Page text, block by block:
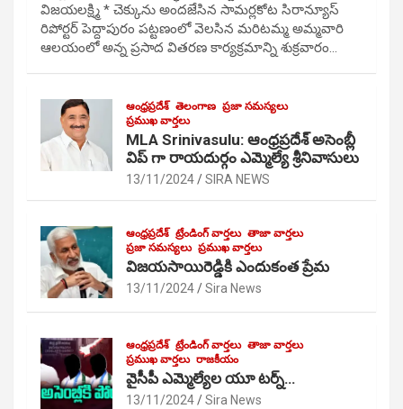
విజయలక్ష్మి * చెక్కును అందజేసిన సామర్లకోట సిరాన్యూస్
రిపోర్టర్ పెద్దాపురం పట్టణంలో వెలసిన మరిటమ్మ అమ్మవారి
ఆలయంలో అన్న ప్రసాద వితరణ కార్యక్రమాన్ని శుక్రవారం…
ఆంధ్రప్రదేశ్ తెలంగాణ ప్రజా సమస్యలు
ప్రముఖ వార్తలు
MLA Srinivasulu: ఆంధ్రప్రదేశ్ అసెంబ్లీ
విప్ గా రాయదుర్గం ఎమ్మెల్యే శ్రీనివాసులు
13/11/2024 SIRA NEWS
ఆంధ్రప్రదేశ్ ట్రేండింగ్ వార్తలు తాజా వార్తలు
ప్రజా సమస్యలు ప్రముఖ వార్తలు
విజయసాయిరెడ్డికి ఎందుకంత ప్రేమ
13/11/2024 Sira News
ఆంధ్రప్రదేశ్ ట్రేండింగ్ వార్తలు తాజా వార్తలు
ప్రముఖ వార్తలు రాజకీయం
వైసీపీ ఎమ్మెల్యేల యూ టర్న్…
13/11/2024 Sira News